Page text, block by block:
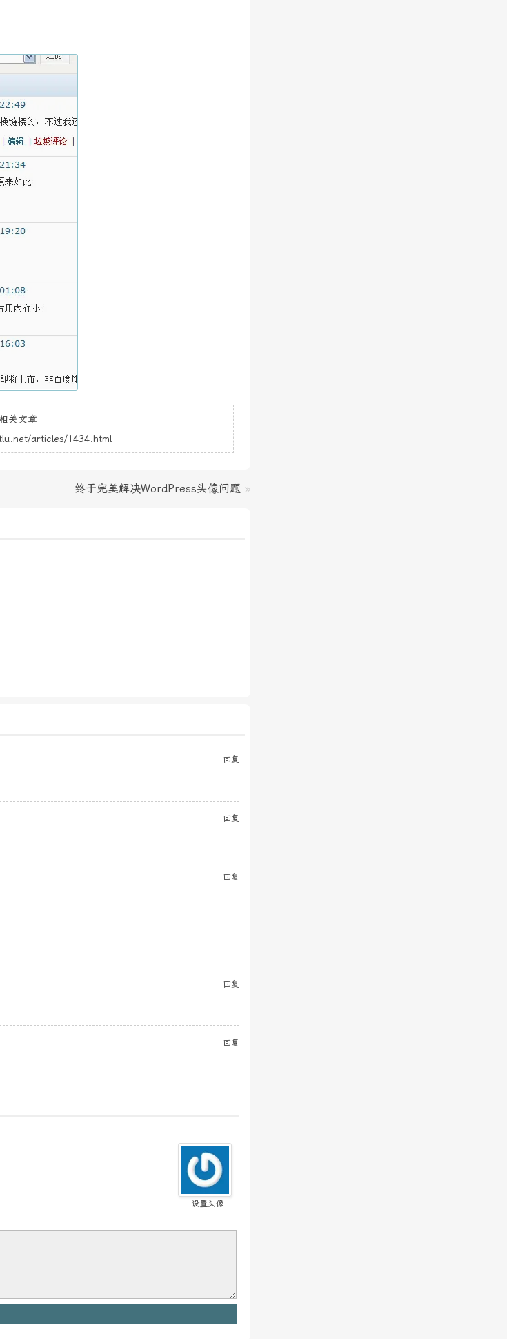
关文章
articles/1434.html
终于完美解决WordPress头像问题 »
回复
回复
回复
回复
回复
设置头像